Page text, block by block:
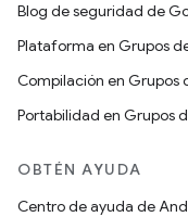
Blog de seguridad de
Plataforma en Grupos
Compilación en Grupos
Portabilidad en Grupos
OBTÉN AYUDA
Centro de ayuda de